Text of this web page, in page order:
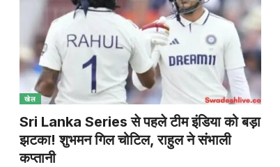
खेल
Sri Lanka Series से पहले टीम इंडिया को बड़ा
झटका! शुभमन गिल चोटिल, राहुल ने संभाली
कप्तानी